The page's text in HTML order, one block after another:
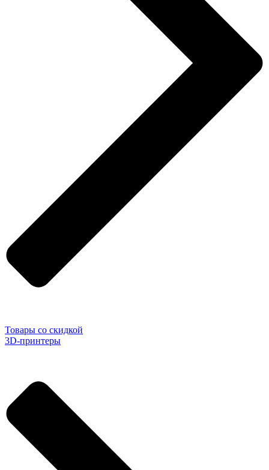
Товары со скидкой
3D-принтеры